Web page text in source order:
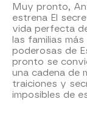
Muy pronto,
estrena El
vida perfecta
las familias más
poderosas de
pronto se
una cadena de
traiciones y
imposibles de